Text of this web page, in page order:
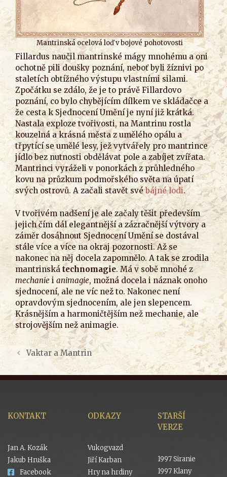
Mantrinská ocelová loď v bojové pohotovosti
Fillardus naučil mantrinské mágy mnohému a oni
ochotně pili doušky poznání, neboť byli žíznivi po
staletích obtížného výstupu vlastními silami.
Zpočátku se zdálo, že je to právě Fillardovo
poznání, co bylo chybějícím dílkem ve skládačce a
že cesta k Sjednocení Umění je nyní již krátká.
Nastala exploze tvořivosti, na Mantrinu rostla
kouzelná a krásná města z umělého opálu a
třpytící se umělé lesy, jež vytvářely pro mantrince
jídlo bez nutnosti obdělávat pole a zabíjet zvířata.
Mantrinci vyráželi v ponorkách z průhledného
kovu na průzkum podmořského světa na úpatí
svých ostrovů. A začali stavět svébájné lodi.
V tvořivém nadšení je ale začaly těšit především
jejich čím dál elegantnější a zázračnější výtvory a
záměr dosáhnout Sjednocení Umění se dostával
stále více a více na okraj pozornosti. Až se
nakonec na něj docela zapomnělo. A tak se zrodila
mantrinskátechnomagie. Má v sobě mnohé z
mechaniei animagie, možná docela i náznak onoho
sjednocení, ale ne víc než to. Nakonec není
opravdovým sjednocením, ale jen slepencem.
Krásnějším a harmoničtějším než mechanie, ale
strojovějším než animagie.
Vaktar a Mantrin
KONTAKT
Jan A. Kozák
Jakub Hruška
Facebook
ODKAZY
Vukogvazd
Jiří Karban
Hry na hrdiny
STARŠÍ
VERZE
1997 Siranie
1997 Klany